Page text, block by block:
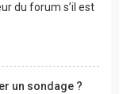
du forum s’il est
un sondage ?